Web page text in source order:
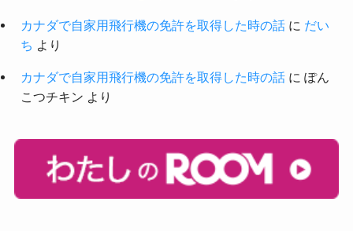
カナダで自家用飛行機の免許を取得した時の話に だい
ち より
カナダで自家用飛行機の免許を取得した時の話に ぽん
こつチキン より